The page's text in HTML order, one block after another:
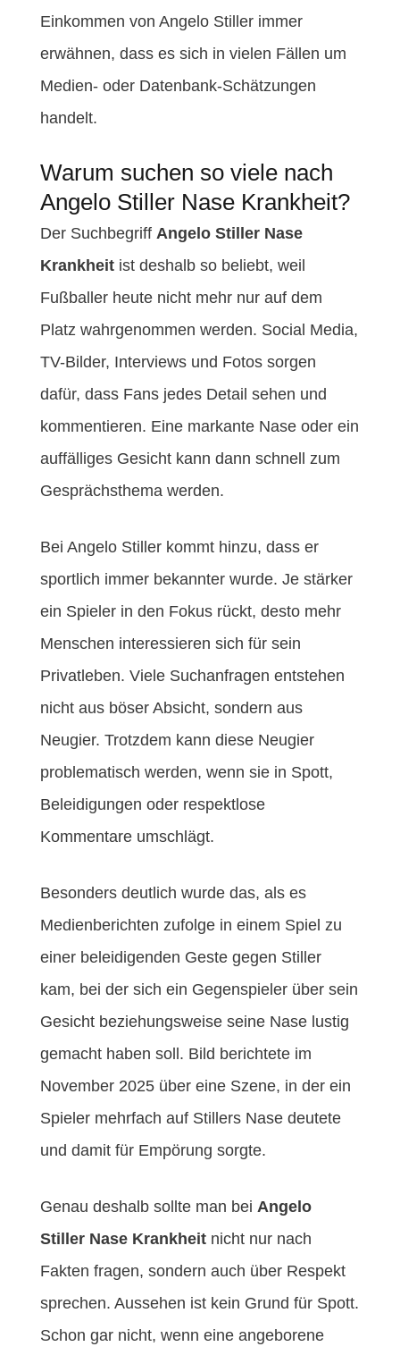
Einkommen von Angelo Stiller immer
erwähnen, dass es sich in vielen Fällen um
Medien- oder Datenbank-Schätzungen
handelt.
Warum suchen so viele nach
Angelo Stiller Nase Krankheit?
Der Suchbegriff Angelo Stiller Nase
Krankheitist deshalb so beliebt, weil
Fußballer heute nicht mehr nur auf dem
Platz wahrgenommen werden. Social Media,
TV-Bilder, Interviews und Fotos sorgen
dafür, dass Fans jedes Detail sehen und
kommentieren. Eine markante Nase oder ein
auffälliges Gesicht kann dann schnell zum
Gesprächsthema werden.
Bei Angelo Stiller kommt hinzu, dass er
sportlich immer bekannter wurde. Je stärker
ein Spieler in den Fokus rückt, desto mehr
Menschen interessieren sich für sein
Privatleben. Viele Suchanfragen entstehen
nicht aus böser Absicht, sondern aus
Neugier. Trotzdem kann diese Neugier
problematisch werden, wenn sie in Spott,
Beleidigungen oder respektlose
Kommentare umschlägt.
Besonders deutlich wurde das, als es
Medienberichten zufolge in einem Spiel zu
einer beleidigenden Geste gegen Stiller
kam, bei der sich ein Gegenspieler über sein
Gesicht beziehungsweise seine Nase lustig
gemacht haben soll. Bild berichtete im
November 2025 über eine Szene, in der ein
Spieler mehrfach auf Stillers Nase deutete
und damit für Empörung sorgte.
Genau deshalb sollte man bei Angelo
Stiller Nase Krankheitnicht nur nach
Fakten fragen, sondern auch über Respekt
sprechen. Aussehen ist kein Grund für Spott.
Schon gar nicht, wenn eine angeborene